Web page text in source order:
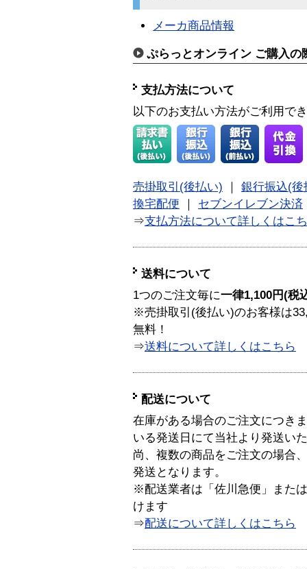
メーカ商品情報
ぷらっとオンライン ご購入の
支払方法について
以下のお支払い方法がご利用で
売掛取引(後払い)
銀行振込(後
換宅配便
セブンイレブン決済
⇒支払方法について詳しくはこ
送料について
1つのご注文毎に一律1,100円(税
※売掛取引(後払い)のお客様は
無料！
⇒送料について詳しくはこちら
配送について
在庫がある場合のご注文につき
いる発送日にて当社より発送い
尚、複数の商品をご注文の場合
発送となります。
※配送業者は「佐川急便」また
けます
⇒配送について詳しくはこちら